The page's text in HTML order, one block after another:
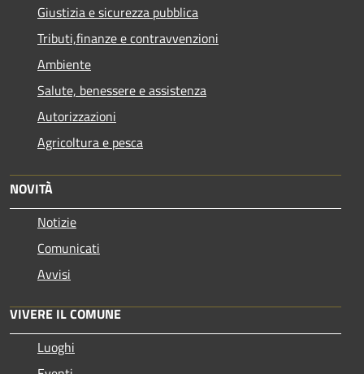
Giustizia e sicurezza pubblica
Tributi,finanze e contravvenzioni
Ambiente
Salute, benessere e assistenza
Autorizzazioni
Agricoltura e pesca
NOVITÀ
Notizie
Comunicati
Avvisi
VIVERE IL COMUNE
Luoghi